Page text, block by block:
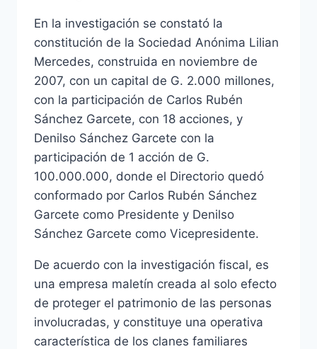
En la investigación se constató la
constitución de la Sociedad Anónima Lilian
Mercedes, construida en noviembre de
2007, con un capital de G. 2.000 millones,
con la participación de Carlos Rubén
Sánchez Garcete, con 18 acciones, y
Denilso Sánchez Garcete con la
participación de 1 acción de G.
100.000.000, donde el Directorio quedó
conformado por Carlos Rubén Sánchez
Garcete como Presidente y Denilso
Sánchez Garcete como Vicepresidente.
De acuerdo con la investigación fiscal, es
una empresa maletín creada al solo efecto
de proteger el patrimonio de las personas
involucradas, y constituye una operativa
característica de los clanes familiares